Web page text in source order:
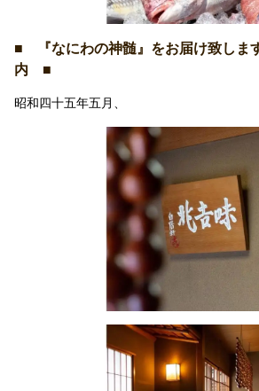
■ 『なにわの神髄』をお届け致しま
内 ■
昭和四十五年五月、